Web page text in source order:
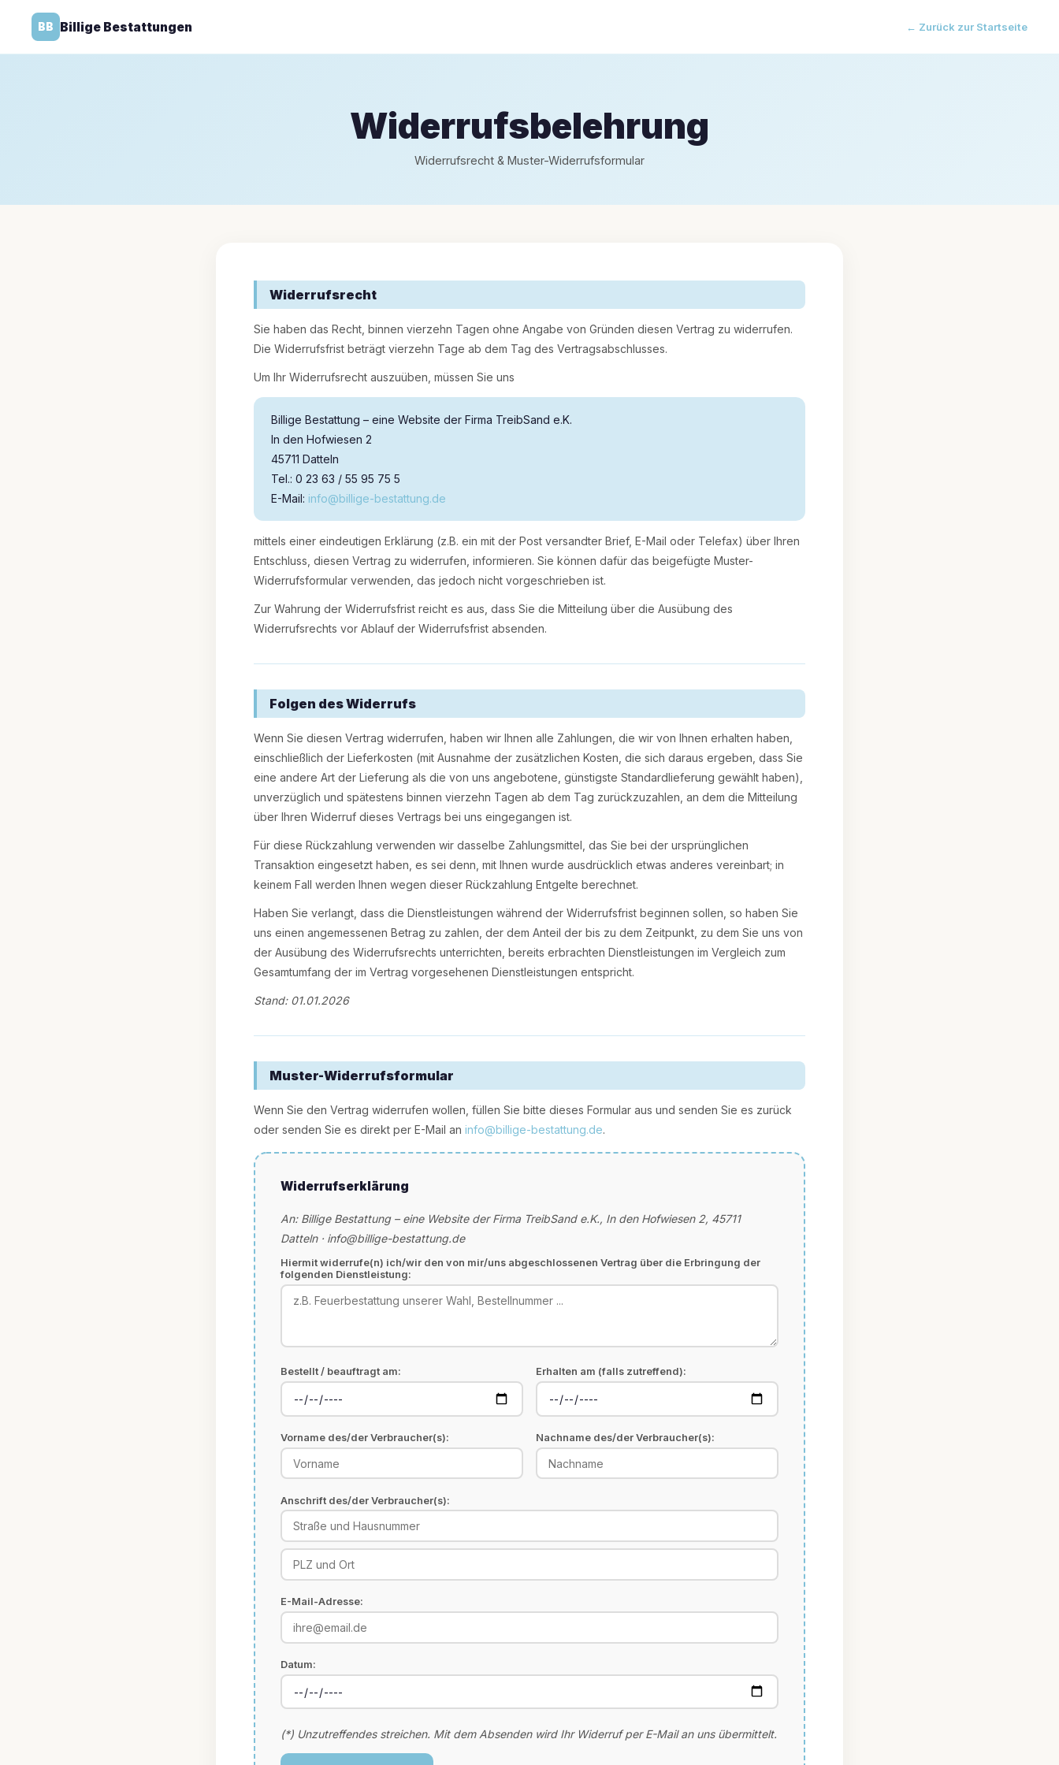
BB Billige Bestattungen ← Zurück zur Startseite
Widerrufsbelehrung
Widerrufsrecht & Muster-Widerrufsformular
Widerrufsrecht
Sie haben das Recht, binnen vierzehn Tagen ohne Angabe von Gründen diesen Vertrag zu widerrufen.
Die Widerrufsfrist beträgt vierzehn Tage ab dem Tag des Vertragsabschlusses.
Um Ihr Widerrufsrecht auszuüben, müssen Sie uns
Billige Bestattung – eine Website der Firma TreibSand e.K.
In den Hofwiesen 2
45711 Datteln
Tel.: 0 23 63 / 55 95 75 5
E-Mail: info@billige-bestattung.de
mittels einer eindeutigen Erklärung (z.B. ein mit der Post versandter Brief, E-Mail oder Telefax) über Ihren
Entschluss, diesen Vertrag zu widerrufen, informieren. Sie können dafür das beigefügte Muster-
Widerrufsformular verwenden, das jedoch nicht vorgeschrieben ist.
Zur Wahrung der Widerrufsfrist reicht es aus, dass Sie die Mitteilung über die Ausübung des
Widerrufsrechts vor Ablauf der Widerrufsfrist absenden.
Folgen des Widerrufs
Wenn Sie diesen Vertrag widerrufen, haben wir Ihnen alle Zahlungen, die wir von Ihnen erhalten haben,
einschließlich der Lieferkosten (mit Ausnahme der zusätzlichen Kosten, die sich daraus ergeben, dass Sie
eine andere Art der Lieferung als die von uns angebotene, günstigste Standardlieferung gewählt haben),
unverzüglich und spätestens binnen vierzehn Tagen ab dem Tag zurückzuzahlen, an dem die Mitteilung
über Ihren Widerruf dieses Vertrags bei uns eingegangen ist.
Für diese Rückzahlung verwenden wir dasselbe Zahlungsmittel, das Sie bei der ursprünglichen
Transaktion eingesetzt haben, es sei denn, mit Ihnen wurde ausdrücklich etwas anderes vereinbart; in
keinem Fall werden Ihnen wegen dieser Rückzahlung Entgelte berechnet.
Haben Sie verlangt, dass die Dienstleistungen während der Widerrufsfrist beginnen sollen, so haben Sie
uns einen angemessenen Betrag zu zahlen, der dem Anteil der bis zu dem Zeitpunkt, zu dem Sie uns von
der Ausübung des Widerrufsrechts unterrichten, bereits erbrachten Dienstleistungen im Vergleich zum
Gesamtumfang der im Vertrag vorgesehenen Dienstleistungen entspricht.
Stand: 01.01.2026
Muster-Widerrufsformular
Wenn Sie den Vertrag widerrufen wollen, füllen Sie bitte dieses Formular aus und senden Sie es zurück
oder senden Sie es direkt per E-Mail an info@billige-bestattung.de.
Widerrufserklärung
An: Billige Bestattung – eine Website der Firma TreibSand e.K., In den Hofwiesen 2, 45711
Datteln · info@billige-bestattung.de
Hiermit widerrufe(n) ich/wir den von mir/uns abgeschlossenen Vertrag über die Erbringung der
folgenden Dienstleistung:
Bestellt / beauftragt am: Erhalten am (falls zutreffend):
Vorname des/der Verbraucher(s): Nachname des/der Verbraucher(s):
Anschrift des/der Verbraucher(s):
E-Mail-Adresse:
Datum:
(*) Unzutreffendes streichen. Mit dem Absenden wird Ihr Widerruf per E-Mail an uns übermittelt.